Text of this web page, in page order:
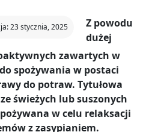
23 stycznia, 2025
Z powodu
dużej
zawartych w
spożywania w postaci
do potraw. Tytułowa
świeżych lub suszonych
w celu relaksacji
z zasypianiem.